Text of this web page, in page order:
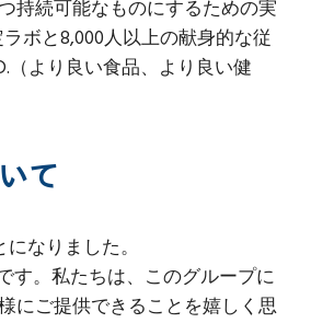
持続可能なものにするための実
ボと8,000人以上の献身的な従
（より良い食品、より良い健
て
なりました。
す。私たちは、このグループに
にご提供できることを嬉しく思